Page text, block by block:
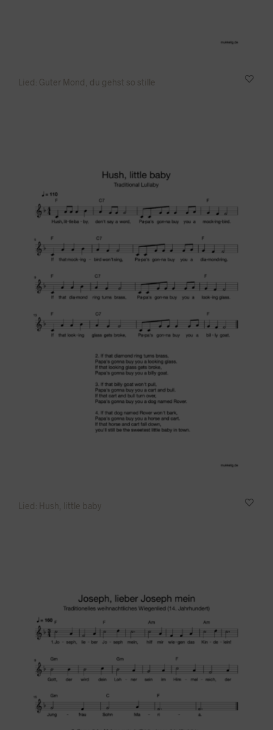
Lied: Guter Mond, du gehst so stille
Lied: Hush, little baby